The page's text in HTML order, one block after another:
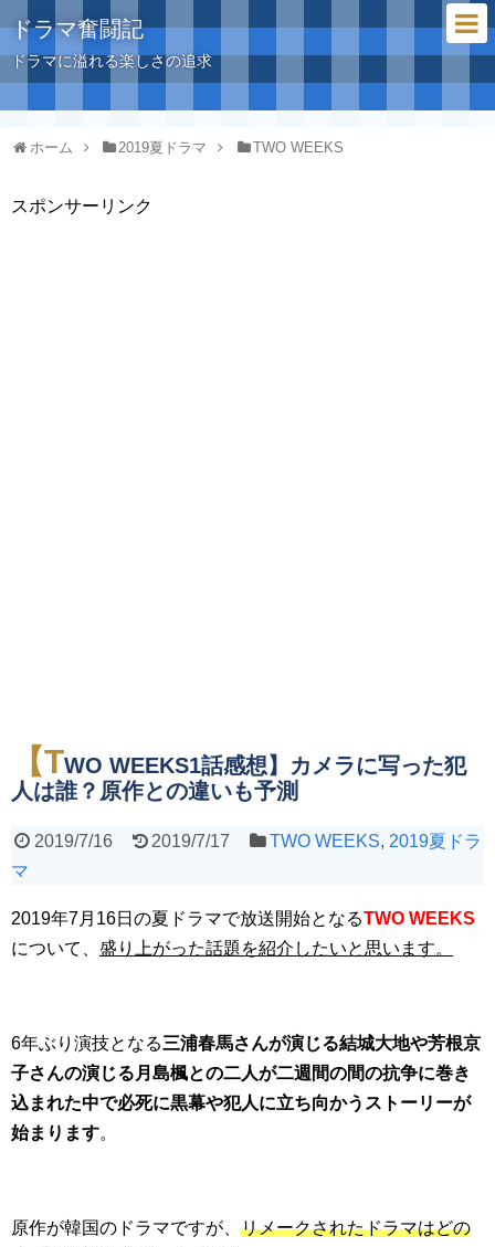
ドラマ奮闘記
ドラマに溢れる楽しさの追求
ホーム 2019夏ドラマ TWO WEEKS
スポンサーリンク
【TWO WEEKS1話感想】カメラに写った犯
人は誰？原作との違いも予測
2019/7/16 2019/7/17 TWO WEEKS, 2019夏ドラ
マ
2019年7月16日の夏ドラマで放送開始となるTWO WEEKS
について、 盛り上がった話題を紹介したいと思います。
6年ぶり演技となる三浦春馬さんが演じる結城大地や芳根京
子さんの演じる月島楓との二人が二週間の間の抗争に巻き
込まれた中で必死に黒幕や犯人に立ち向かうストーリーが
始まります。
原作が韓国のドラマですが、 リメークされたドラマはどの